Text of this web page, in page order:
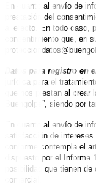
En cuanto al envío de
prestación del
al efecto. En todo caso,
consentimiento que, en
Datos para registro en
jurídica para el
que nos prestan al
Buengolpe”, siendo por
En cuanto al envío de
satisfacción de
conforme contempla el
dispuesto por el
posibilidad que tienen
comercial.